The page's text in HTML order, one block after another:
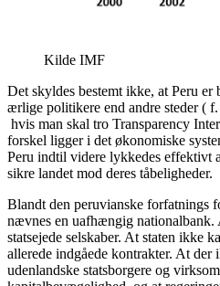
Kilde IMF
Det skyldes bestemt ikke, at Peru er
ærlige politikere end andre steder (
hvis man skal tro Transparency
forskel ligger i det økonomiske
Peru indtil videre lykkedes effektivt
sikre landet mod deres tåbeligheder.
Blandt den peruvianske forfatnings
nævnes en uafhængig nationalbank.
statsejede selskaber. At staten ikke
allerede indgåede kontrakter. At der
udenlandske statsborgere og